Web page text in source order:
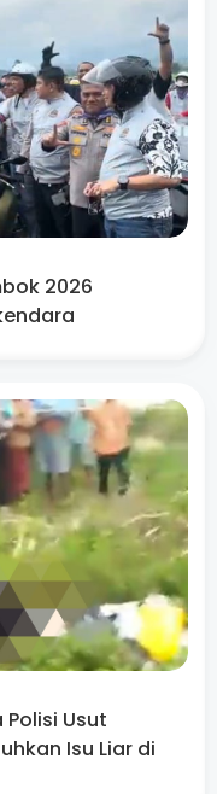
2026
Usut
Isu Liar di